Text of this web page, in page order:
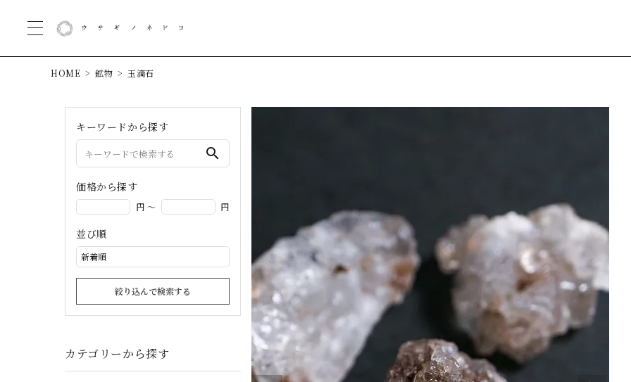
HOME 鉱物 玉滴石
キーワードから探す
search
価格から探す
円 ～ 円
並び順
絞り込んで検索する
カテゴリーから探す